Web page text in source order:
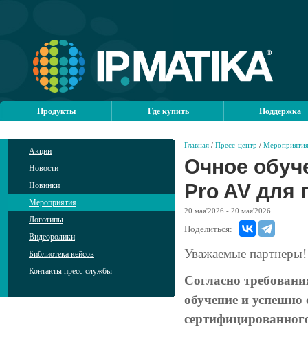
Продукты Где купить Поддержка
Акции
Новости
Новинки
Мероприятия
Логотипы
Видеоролики
Библиотека кейсов
Контакты пресс-службы
Главная / Пресс-центр / Мероприятия
Очное
Pro AV для
20 мая'2026 - 20 мая'2026
Поделиться:
Уважаемые партнеры!
Согласно
обучение и успешно